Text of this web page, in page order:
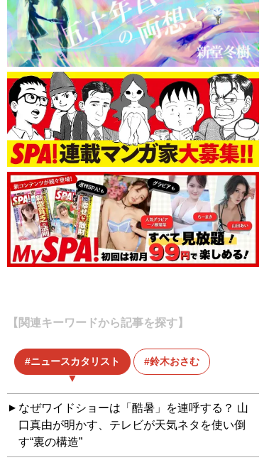
【関連キーワードから記事を探す】
ニュースカタリスト 鈴木おさむ
なぜワイドショーは「酷暑」を連呼する？ 山
口真由が明かす、テレビが天気ネタを使い倒
す“裏の構造”